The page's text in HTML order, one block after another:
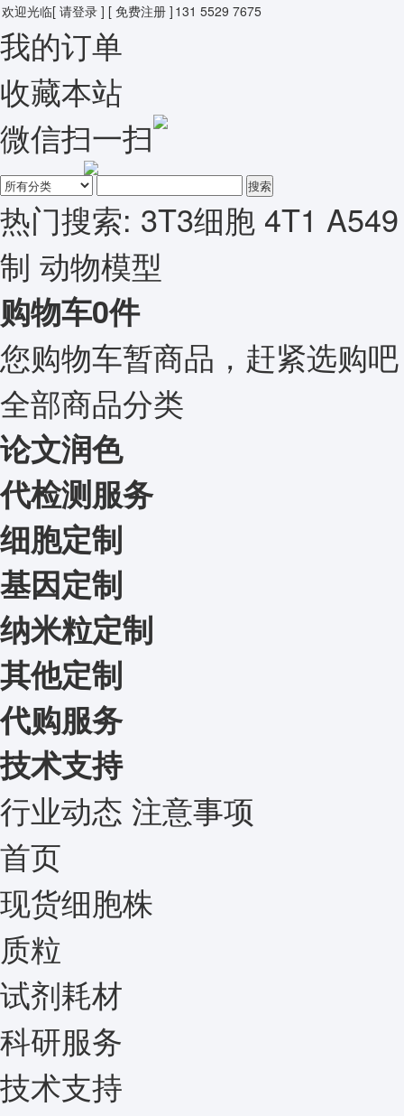
欢迎光临[ 请登录 ] [ 免费注册 ] 131 5529 7675
我的订单
收藏本站
微信扫一扫
搜索
热门搜索: 3T3细胞 4T1 A549
制 动物模型
购物车0件
您购物车暂商品，赶紧选购
全部商品分类
论文润色
代检测服务
细胞定制
基因定制
纳米粒定制
其他定制
代购服务
技术支持
行业动态 注意事项
首页
现货细胞株
质粒
试剂耗材
科研服务
技术支持